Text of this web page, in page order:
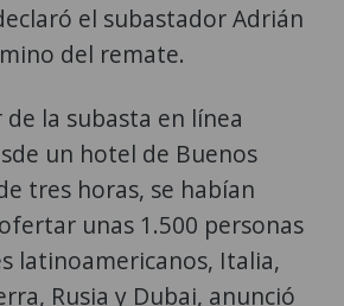
el subastador Adrián
del remate.
la subasta en línea
un hotel de Buenos
tres horas, se habían
unas 1.500 personas
latinoamericanos, Italia,
Rusia y Dubai, anunció